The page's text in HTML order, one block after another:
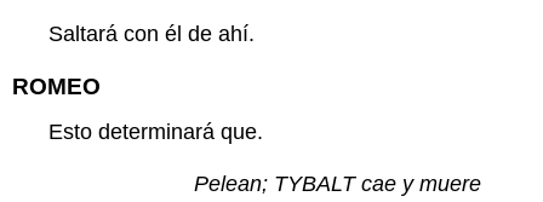
Saltará con él de ahí.
ROMEO
Esto determinará que.
Pelean; TYBALT cae y muere